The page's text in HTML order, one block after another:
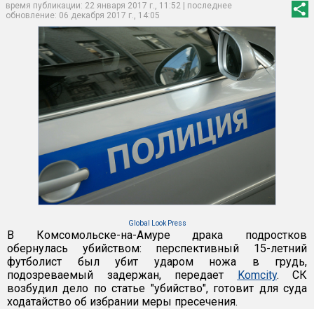
время публикации: 22 января 2017 г., 11:52 | последнее
обновление: 06 декабря 2017 г., 14:05
Global Look Press
В Комсомольске-на-Амуре драка подростков
обернулась убийством: перспективный 15-летний
футболист был убит ударом ножа в грудь,
подозреваемый задержан, передает Komcity. СК
возбудил дело по статье "убийство", готовит для суда
ходатайство об избрании меры пресечения.